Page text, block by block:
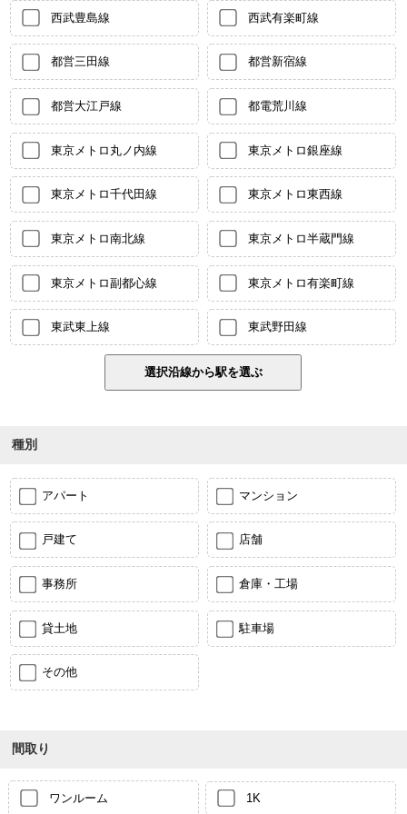
西武豊島線 西武有楽町線
都営三田線 都営新宿線
都営大江戸線 都電荒川線
東京メトロ丸ノ内線 東京メトロ銀座線
東京メトロ千代田線 東京メトロ東西線
東京メトロ南北線 東京メトロ半蔵門線
東京メトロ副都心線 東京メトロ有楽町線
東武東上線 東武野田線
種別
アパート マンション
戸建て 店舗
事務所 倉庫・工場
貸土地 駐車場
その他
間取り
ワンルーム 1K